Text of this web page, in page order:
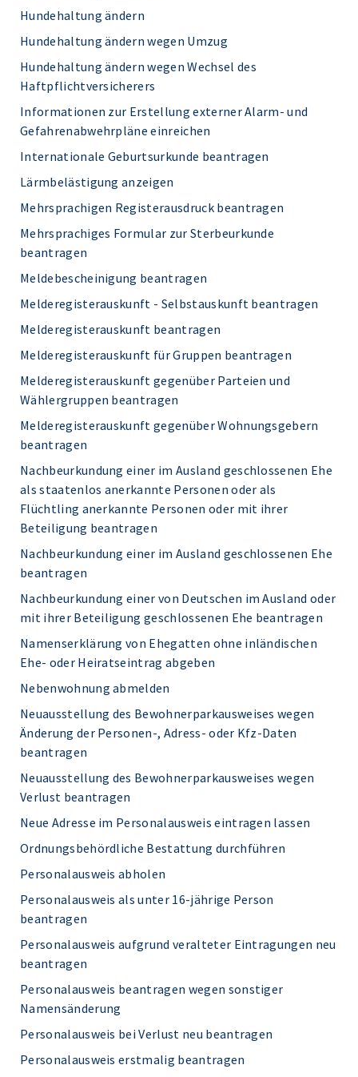
Hundehaltung ändern
Hundehaltung ändern wegen Umzug
Hundehaltung ändern wegen Wechsel des
Haftpflichtversicherers
Informationen zur Erstellung externer Alarm- und
Gefahrenabwehrpläne einreichen
Internationale Geburtsurkunde beantragen
Lärmbelästigung anzeigen
Mehrsprachigen Registerausdruck beantragen
Mehrsprachiges Formular zur Sterbeurkunde
beantragen
Meldebescheinigung beantragen
Melderegisterauskunft - Selbstauskunft beantragen
Melderegisterauskunft beantragen
Melderegisterauskunft für Gruppen beantragen
Melderegisterauskunft gegenüber Parteien und
Wählergruppen beantragen
Melderegisterauskunft gegenüber Wohnungsgebern
beantragen
Nachbeurkundung einer im Ausland geschlossenen Ehe
als staatenlos anerkannte Personen oder als
Flüchtling anerkannte Personen oder mit ihrer
Beteiligung beantragen
Nachbeurkundung einer im Ausland geschlossenen Ehe
beantragen
Nachbeurkundung einer von Deutschen im Ausland oder
mit ihrer Beteiligung geschlossenen Ehe beantragen
Namenserklärung von Ehegatten ohne inländischen
Ehe- oder Heiratseintrag abgeben
Nebenwohnung abmelden
Neuausstellung des Bewohnerparkausweises wegen
Änderung der Personen-, Adress- oder Kfz-Daten
beantragen
Neuausstellung des Bewohnerparkausweises wegen
Verlust beantragen
Neue Adresse im Personalausweis eintragen lassen
Ordnungsbehördliche Bestattung durchführen
Personalausweis abholen
Personalausweis als unter 16-jährige Person
beantragen
Personalausweis aufgrund veralteter Eintragungen neu
beantragen
Personalausweis beantragen wegen sonstiger
Namensänderung
Personalausweis bei Verlust neu beantragen
Personalausweis erstmalig beantragen